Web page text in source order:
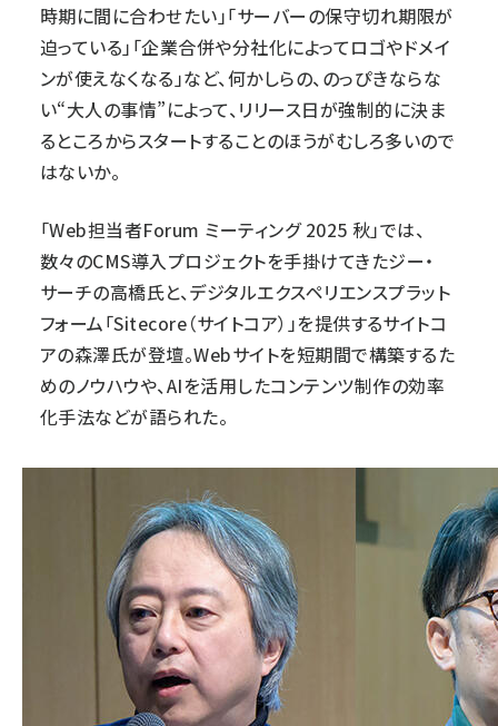
時期に間に合わせたい」「サーバーの保守切れ期限が
迫っている」「企業合併や分社化によってロゴやドメイ
ンが使えなくなる」など、何かしらの、のっぴきならな
い“大人の事情”によって、リリース日が強制的に決ま
るところからスタートすることのほうがむしろ多いので
はないか。
「Web担当者Forum ミーティング 2025 秋」では、
数々のCMS導入プロジェクトを手掛けてきたジー・
サーチの高橋氏と、デジタルエクスペリエンスプラット
フォーム「Sitecore（サイトコア）」を提供するサイトコ
アの森澤氏が登壇。Webサイトを短期間で構築するた
めのノウハウや、AIを活用したコンテンツ制作の効率
化手法などが語られた。